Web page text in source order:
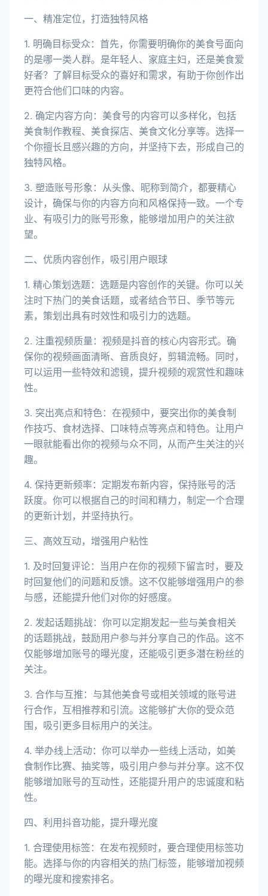
一、精准定位，打造独特风格
1. 明确目标受众：首先，你需要明确你的美食号面向
的是哪一类人群。是年轻人、家庭主妇，还是美食爱
好者？了解目标受众的喜好和需求，有助于你创作出
更符合他们口味的内容。
2. 确定内容方向：美食号的内容可以多样化，包括
美食制作教程、美食探店、美食文化分享等。选择一
个你擅长且感兴趣的方向，并坚持下去，形成自己的
独特风格。
3. 塑造账号形象：从头像、昵称到简介，都要精心
设计，确保与你的内容方向和风格保持一致。一个专
业、有吸引力的账号形象，能够增加用户的关注欲
望。
二、优质内容创作，吸引用户眼球
1. 精心策划选题：选题是内容创作的关键。你可以关
注时下热门的美食话题，或者结合节日、季节等元
素，策划出具有时效性和吸引力的选题。
2. 注重视频质量：视频是抖音的核心内容形式。确
保你的视频画面清晰、音质良好，剪辑流畅。同时，
可以运用一些特效和滤镜，提升视频的观赏性和趣味
性。
3. 突出亮点和特色：在视频中，要突出你的美食制
作技巧、食材选择、口味特点等亮点和特色。让用户
一眼就能看出你的视频与众不同，从而产生关注的兴
趣。
4. 保持更新频率：定期发布新内容，保持账号的活
跃度。你可以根据自己的时间和精力，制定一个合理
的更新计划，并坚持执行。
三、高效互动，增强用户粘性
1. 及时回复评论：当用户在你的视频下留言时，要及
时回复他们的问题和反馈。这不仅能够增强用户的参
与感，还能提升他们对你的好感度。
2. 发起话题挑战：你可以定期发起一些与美食相关
的话题挑战，鼓励用户参与并分享自己的作品。这不
仅能够增加账号的曝光度，还能吸引更多潜在粉丝的
关注。
3. 合作与互推：与其他美食号或相关领域的账号进
行合作，互相推荐和引流。这能够扩大你的受众范
围，吸引更多目标用户的关注。
4. 举办线上活动：你可以举办一些线上活动，如美
食制作比赛、抽奖等，吸引用户参与并分享。这不仅
能够增加账号的互动性，还能提升用户的忠诚度和粘
性。
四、利用抖音功能，提升曝光度
1. 合理使用标签：在发布视频时，要合理使用标签功
能。选择与你的内容相关的热门标签，能够增加视频
的曝光度和搜索排名。